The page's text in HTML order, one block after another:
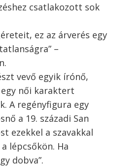
csatlakozott sok
ez az árverés egy
–
vevő egyik írónő,
női karaktert
A regényfigura egy
a 19. századi San
ezekkel a szavakkal
lépcsőkön. Ha
dobva”.